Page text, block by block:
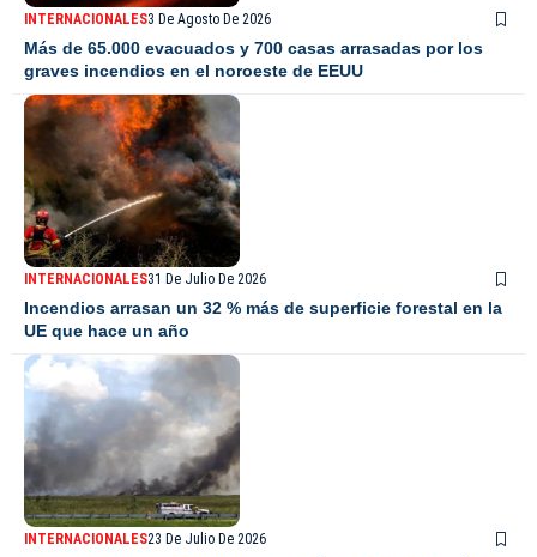
INTERNACIONALES3 De Agosto De 2026
Más de 65.000 evacuados y 700 casas arrasadas por los
graves incendios en el noroeste de EEUU
INTERNACIONALES31 De Julio De 2026
Incendios arrasan un 32 % más de superficie forestal en la
UE que hace un año
INTERNACIONALES23 De Julio De 2026